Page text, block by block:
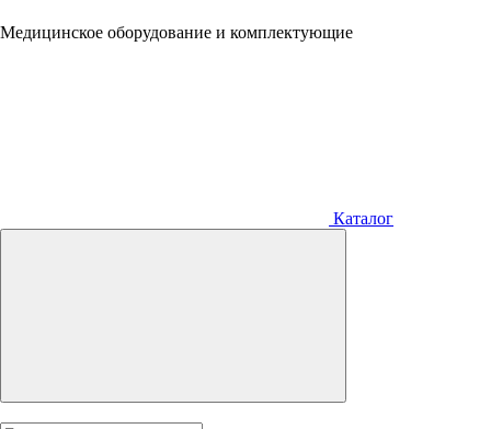
Медицинское оборудование и комплектующие
Каталог